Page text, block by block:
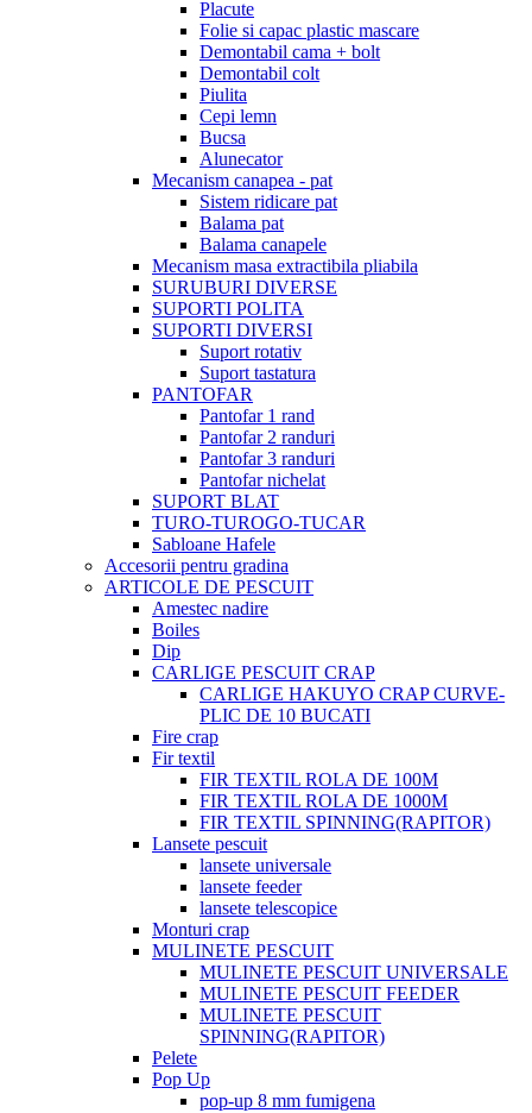
Placute
Folie si capac plastic mascare
Demontabil cama + bolt
Demontabil colt
Piulita
Cepi lemn
Bucsa
Alunecator
Mecanism canapea - pat
Sistem ridicare pat
Balama pat
Balama canapele
Mecanism masa extractibila pliabila
SURUBURI DIVERSE
SUPORTI POLITA
SUPORTI DIVERSI
Suport rotativ
Suport tastatura
PANTOFAR
Pantofar 1 rand
Pantofar 2 randuri
Pantofar 3 randuri
Pantofar nichelat
SUPORT BLAT
TURO-TUROGO-TUCAR
Sabloane Hafele
Accesorii pentru gradina
ARTICOLE DE PESCUIT
Amestec nadire
Boiles
Dip
CARLIGE PESCUIT CRAP
CARLIGE HAKUYO CRAP CURVE-
PLIC DE 10 BUCATI
Fire crap
Fir textil
FIR TEXTIL ROLA DE 100M
FIR TEXTIL ROLA DE 1000M
FIR TEXTIL SPINNING(RAPITOR)
Lansete pescuit
lansete universale
lansete feeder
lansete telescopice
Monturi crap
MULINETE PESCUIT
MULINETE PESCUIT UNIVERSALE
MULINETE PESCUIT FEEDER
MULINETE PESCUIT
SPINNING(RAPITOR)
Pelete
Pop Up
pop-up 8 mm fumigena